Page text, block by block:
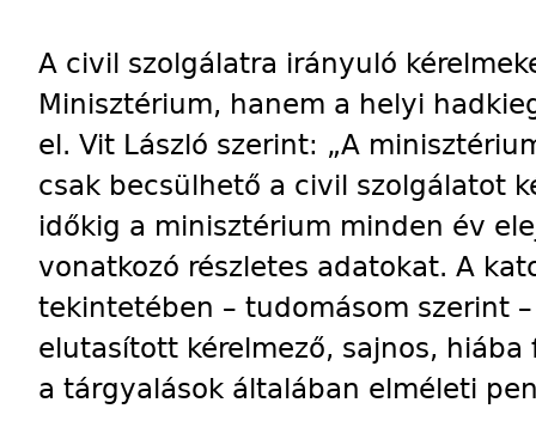
A civil szolgálatra irányuló
Minisztérium, hanem a helyi
el. Vit László szerint: „A
csak becsülhető a civil szolgálatot
időkig a minisztérium minden év
vonatkozó részletes adatokat. A
tekintetében – tudomásom szerint
elutasított kérelmező, sajnos,
a tárgyalások általában elméleti